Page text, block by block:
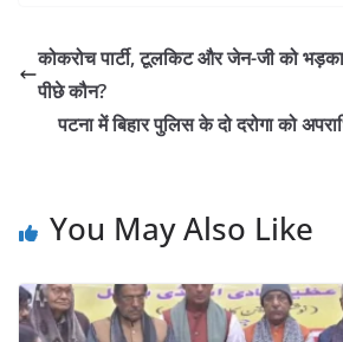
कोकरोच पार्टी, टूलकिट और जेन-जी को
पीछे कौन?
पटना में बिहार पुलिस के दो दरोगा को
You May Also Like